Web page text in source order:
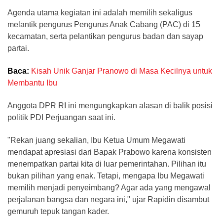
Agenda utama kegiatan ini adalah memilih sekaligus
melantik pengurus Pengurus Anak Cabang (PAC) di 15
kecamatan, serta pelantikan pengurus badan dan sayap
partai.
Baca: Kisah Unik Ganjar Pranowo di Masa Kecilnya untuk
Membantu Ibu
Anggota DPR RI ini mengungkapkan alasan di balik posisi
politik PDI Perjuangan saat ini.
"Rekan juang sekalian, Ibu Ketua Umum Megawati
mendapat apresiasi dari Bapak Prabowo karena konsisten
menempatkan partai kita di luar pemerintahan. Pilihan itu
bukan pilihan yang enak. Tetapi, mengapa Ibu Megawati
memilih menjadi penyeimbang? Agar ada yang mengawal
perjalanan bangsa dan negara ini," ujar Rapidin disambut
gemuruh tepuk tangan kader.